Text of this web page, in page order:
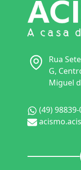
Rua
G,
Miguel
(49)